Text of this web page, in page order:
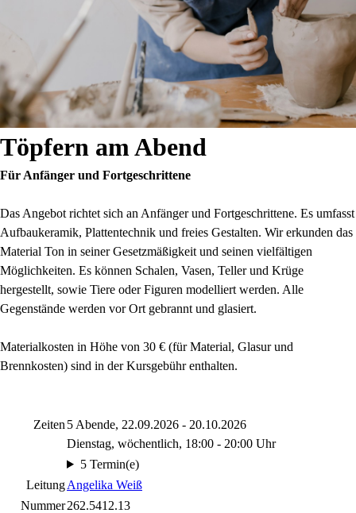
Töpfern am Abend
Für Anfänger und Fortgeschrittene
Das Angebot richtet sich an Anfänger und Fortgeschrittene. Es umfasst
Aufbaukeramik, Plattentechnik und freies Gestalten. Wir erkunden das
Material Ton in seiner Gesetzmäßigkeit und seinen vielfältigen
Möglichkeiten. Es können Schalen, Vasen, Teller und Krüge
hergestellt, sowie Tiere oder Figuren modelliert werden. Alle
Gegenstände werden vor Ort gebrannt und glasiert.
Materialkosten in Höhe von 30 € (für Material, Glasur und
Brennkosten) sind in der Kursgebühr enthalten.
Zeiten 5 Abende, 22.09.2026 - 20.10.2026
Dienstag, wöchentlich, 18:00 - 20:00 Uhr
5 Termin(e)
LeitungAngelika Weiß
Nummer262.5412.13